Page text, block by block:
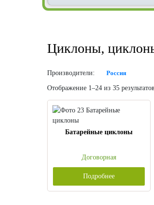
Циклоны,
Производители: Россия
Отображение 1–24 из 35 результатов
Батарейные циклоны
Договорная
Подробнее